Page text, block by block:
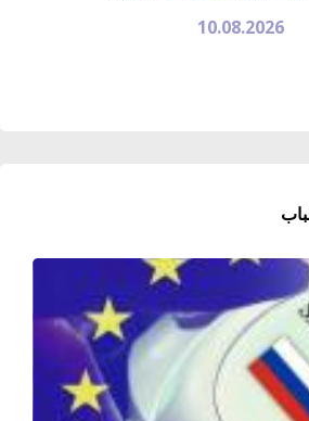
10.08.2026